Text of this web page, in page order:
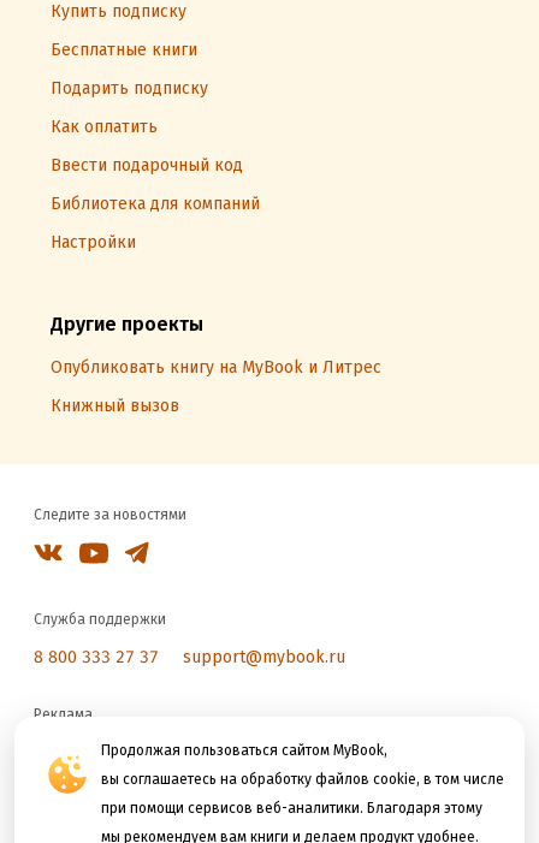
Продолжая пользоваться сайтом MyBook,
вы соглашаетесь на обработку файлов cookie, в том числе
при помощи сервисов веб-аналитики. Благодаря этому
мы рекомендуем вам книги и делаем продукт удобнее.
Купить подписку
Бесплатные книги
Подарить подписку
Как оплатить
Ввести подарочный код
Библиотека для компаний
Настройки
Другие проекты
Опубликовать книгу на MyBook и Литрес
Книжный вызов
Следите за новостями
Служба поддержки
8 800 333 27 37 support@mybook.ru
Реклама
reklama@litres.ru
Мы принимаем к оплате